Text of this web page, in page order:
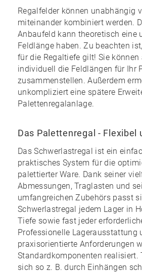
Regalfelder können unabhängig
miteinander kombiniert werden.
Anbaufeld kann theoretisch eine
Feldlänge haben. Zu beachten
für die Regaltiefe gilt! Sie können
individuell die Feldlängen für Ihr
zusammenstellen. Außerdem
unkompliziert eine spätere
Palettenregalanlage.
Das Palettenregal - Flexibel
Das Schwerlastregal ist ein
praktisches System für die
palettierter Ware. Dank seiner
Abmessungen, Traglasten und
umfangreichen Zubehörs passt
Schwerlastregal jedem Lager in
Tiefe sowie fast jeder
Professionelle Lagerausstattung
praxisorientierte Anforderungen
Standardkomponenten realisiert.
sich so z. B. durch Einhängen